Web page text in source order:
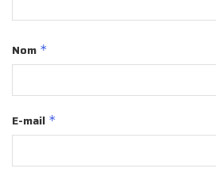
Nom *
E-mail *